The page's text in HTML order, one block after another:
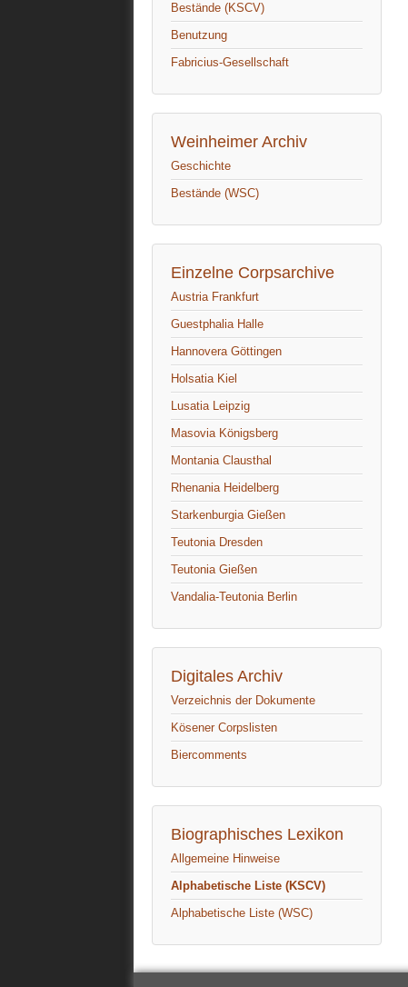
Bestände (KSCV)
Benutzung
Fabricius-Gesellschaft
Weinheimer Archiv
Geschichte
Bestände (WSC)
Einzelne Corpsarchive
Austria Frankfurt
Guestphalia Halle
Hannovera Göttingen
Holsatia Kiel
Lusatia Leipzig
Masovia Königsberg
Montania Clausthal
Rhenania Heidelberg
Starkenburgia Gießen
Teutonia Dresden
Teutonia Gießen
Vandalia-Teutonia Berlin
Digitales Archiv
Verzeichnis der Dokumente
Kösener Corpslisten
Biercomments
Biographisches Lexikon
Allgemeine Hinweise
Alphabetische Liste (KSCV)
Alphabetische Liste (WSC)